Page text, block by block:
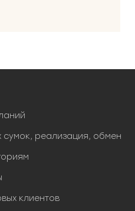
реализация, обмен
клиентов